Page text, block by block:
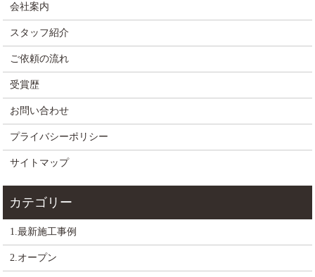
会社案内
スタッフ紹介
ご依頼の流れ
受賞歴
お問い合わせ
プライバシーポリシー
サイトマップ
1.最新施工事例
2.オープン